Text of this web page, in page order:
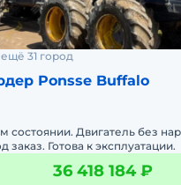
31 город
Ponsse Buffalo
состоянии. Двигатель без
заказ. Готова к эксплуатации.
36 418 184 ₽